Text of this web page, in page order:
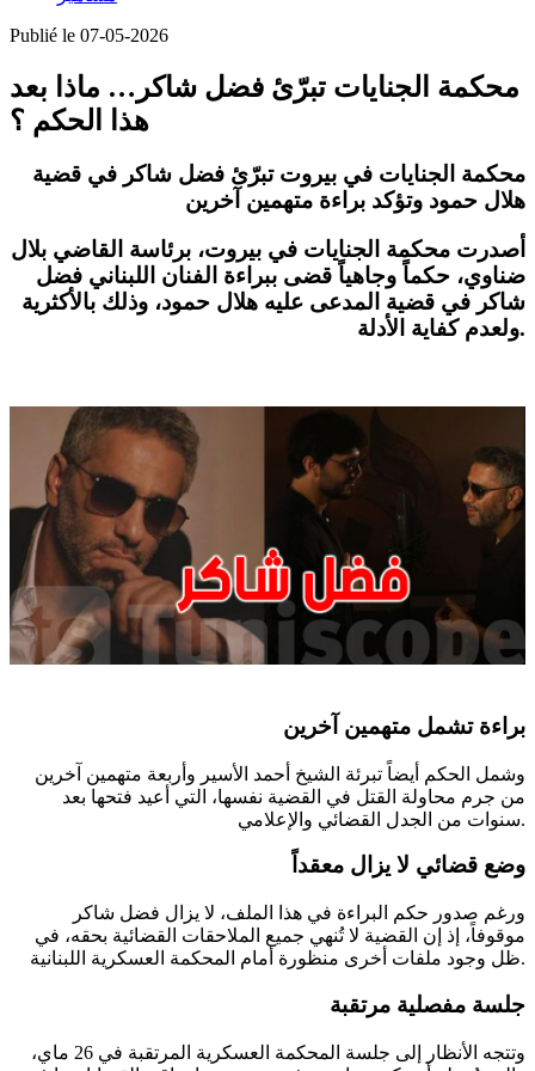
Publié le 07-05-2026
محكمة الجنايات تبرّئ فضل شاكر… ماذا بعد
هذا الحكم ؟
محكمة الجنايات في بيروت تبرّئ فضل شاكر في قضية
هلال حمود وتؤكد براءة متهمين آخرين
أصدرت محكمة الجنايات في بيروت، برئاسة القاضي بلال
ضناوي، حكماً وجاهياً قضى ببراءة الفنان اللبناني فضل
شاكر في قضية المدعى عليه هلال حمود، وذلك بالأكثرية
ولعدم كفاية الأدلة.
براءة تشمل متهمين آخرين
وشمل الحكم أيضاً تبرئة الشيخ أحمد الأسير وأربعة متهمين آخرين
من جرم محاولة القتل في القضية نفسها، التي أعيد فتحها بعد
سنوات من الجدل القضائي والإعلامي.
وضع قضائي لا يزال معقداً
ورغم صدور حكم البراءة في هذا الملف، لا يزال فضل شاكر
موقوفاً، إذ إن القضية لا تُنهي جميع الملاحقات القضائية بحقه، في
ظل وجود ملفات أخرى منظورة أمام المحكمة العسكرية اللبنانية.
جلسة مفصلية مرتقبة
وتتجه الأنظار إلى جلسة المحكمة العسكرية المرتقبة في 26 ماي،